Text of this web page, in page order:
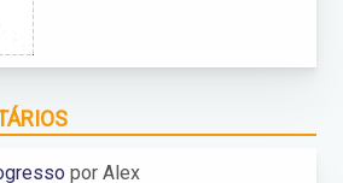
por Alex